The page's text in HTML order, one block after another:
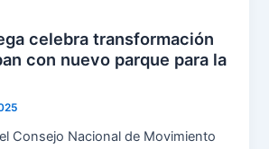
celebra transformación
con nuevo parque para la
Consejo Nacional de Movimiento